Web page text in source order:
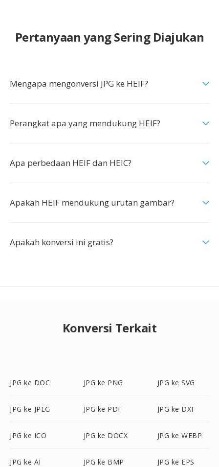
Pertanyaan yang Sering Diajukan
Mengapa mengonversi JPG ke HEIF?
Perangkat apa yang mendukung HEIF?
Apa perbedaan HEIF dan HEIC?
Apakah HEIF mendukung urutan gambar?
Apakah konversi ini gratis?
Konversi Terkait
JPG ke DOC JPG ke PNG JPG ke SVG
JPG ke JPEG JPG ke PDF JPG ke DXF
JPG ke ICO JPG ke DOCX JPG ke WEBP
JPG ke AI JPG ke BMP JPG ke EPS